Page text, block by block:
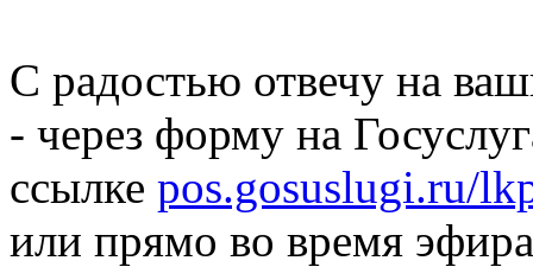
С радостью отвечу на
- через форму на
ссылке pos.gosuslugi.ru/
или прямо во время